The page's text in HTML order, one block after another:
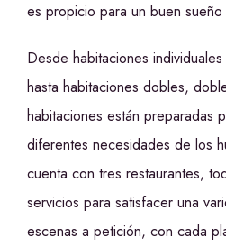
es propicio para un buen sueño
Desde habitaciones
hasta habitaciones dobles,
habitaciones están preparadas
diferentes necesidades de los
cuenta con tres restaurantes,
servicios para satisfacer una
escenas a petición, con cada